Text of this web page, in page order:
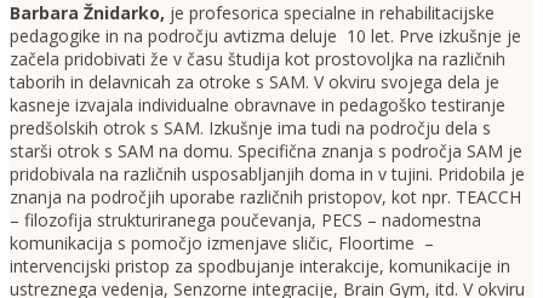
Barbara Žnidarko, je profesorica specialne in rehabilitacijske
pedagogike in na področju avtizma deluje 10 let. Prve izkušnje je
začela pridobivati že v času študija kot prostovoljka na različnih
taborih in delavnicah za otroke s SAM. V okviru svojega dela je
kasneje izvajala individualne obravnave in pedagoško testiranje
predšolskih otrok s SAM. Izkušnje ima tudi na področju dela s
starši otrok s SAM na domu. Specifična znanja s področja SAM je
pridobivala na različnih usposabljanjih doma in v tujini. Pridobila je
znanja na področjih uporabe različnih pristopov, kot npr. TEACCH
– filozofija strukturiranega poučevanja, PECS – nadomestna
komunikacija s pomočjo izmenjave sličic, Floortime –
intervencijski pristop za spodbujanje interakcije, komunikacije in
ustreznega vedenja, Senzorne integracije, Brain Gym, itd. V okviru